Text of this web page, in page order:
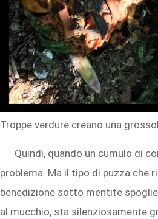
Troppe verdure creano una
Quindi, quando un cumulo di
problema. Ma il tipo di puzza che
benedizione sotto mentite
al mucchio, sta silenziosamente